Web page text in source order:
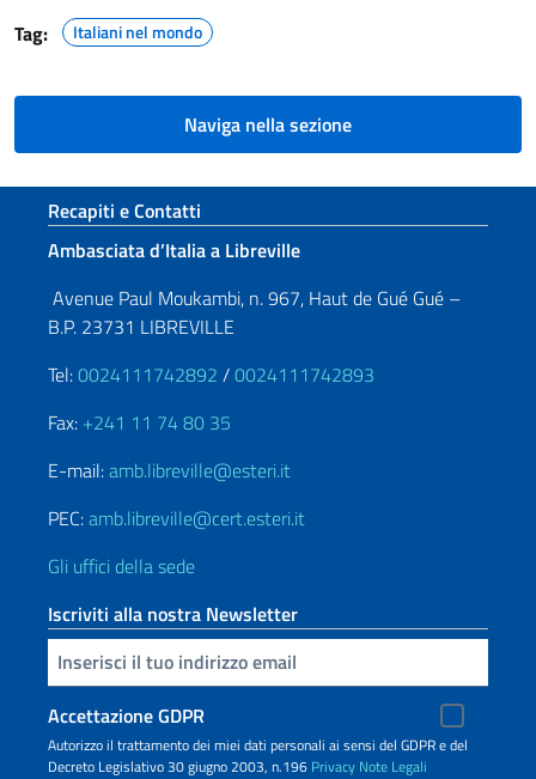
Tag: Italiani nel mondo
Naviga nella sezione
Sezione footer
Recapiti e Contatti
Ambasciata d’Italia a Libreville
Avenue Paul Moukambi, n. 967, Haut de Gué Gué –
B.P. 23731 LIBREVILLE
Tel:0024111742892 /0024111742893
Fax: +241 11 74 80 35
E-mail:amb.libreville@esteri.it
PEC:amb.libreville@cert.esteri.it
Gli uffici della sede
Iscriviti alla nostra Newsletter
Inserisci la tua email
Accettazione GDPR
Autorizzo il trattamento dei miei dati personali ai sensi del GDPR e del
Decreto Legislativo 30 giugno 2003, n.196 Privacy Note Legali